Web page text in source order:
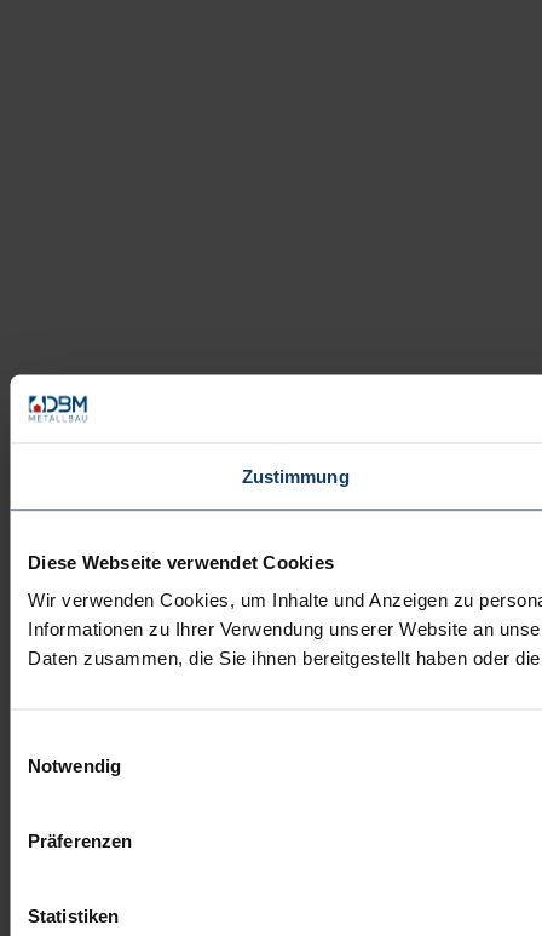
Zustimmung
Diese Webseite verwendet Cookies
Wir verwenden Cookies, um Inhalte und Anzeigen zu
Informationen zu Ihrer Verwendung unserer Website an
Daten zusammen, die Sie ihnen bereitgestellt haben oder
Notwendig
Präferenzen
Statistiken